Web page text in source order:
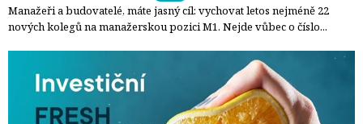
Manažeři a budovatelé, máte jasný cíl: vychovat letos nejméně 22
nových kolegů na manažerskou pozici M1. Nejde vůbec o číslo...